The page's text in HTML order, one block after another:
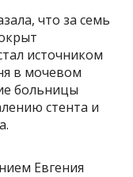
что за семь
источником
в мочевом
больницы
стента и
Евгения